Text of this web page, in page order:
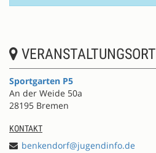
VERANSTALTUNGSORT
Sportgarten P5
An der Weide 50a
28195 Bremen
KONTAKT
benkendorf@jugendinfo.de